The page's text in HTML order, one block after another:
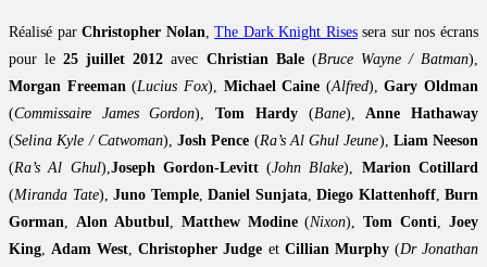
Réalisé parChristopher Nolan,The Dark Knight Risessera sur nos écrans
pour le25 juillet 2012 avec Christian Bale(Bruce Wayne / Batman),
Morgan Freeman(Lucius Fox), Michael Caine (Alfred),Gary Oldman
(Commissaire James Gordon),Tom Hardy(Bane),Anne Hathaway
(Selina Kyle / Catwoman),Josh Pence (Ra’s Al Ghul Jeune), Liam Neeson
(Ra’s Al Ghul),Joseph Gordon-Levitt(John Blake), Marion Cotillard
(Miranda Tate), Juno Temple, Daniel Sunjata, Diego Klattenhoff, Burn
Gorman, Alon Abutbul, Matthew Modine(Nixon),Tom Conti, Joey
King,Adam West,Christopher Judge et Cillian Murphy(Dr Jonathan